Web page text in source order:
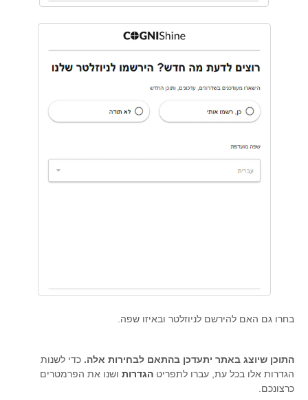
בחרו גם האם להירשם לניוזלטר ובאיזו שפה.
התוכן שיוצג באתר יתעדכן בהתאם לבחירות אלה. כדי לשנות
הגדרות אלו בכל עת, עברו לתפריט הגדרות ושנו את הפרמטרים
כרצונכם.